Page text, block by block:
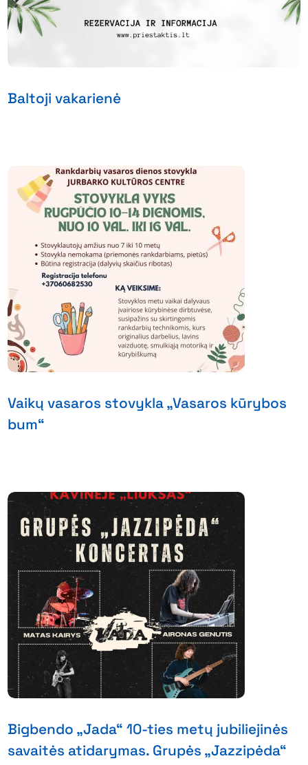
Baltoji vakarienė
Vaikų vasaros stovykla „Vasaros kūrybos
bum“
Bigbendo „Jada“ 10-ties metų jubiliejinės
savaitės atidarymas. Grupės „Jazzipėda“